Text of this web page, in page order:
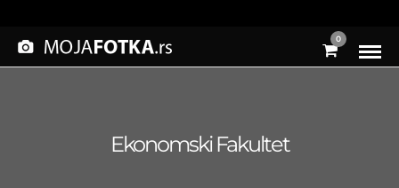
0
Ekonomski Fakultet